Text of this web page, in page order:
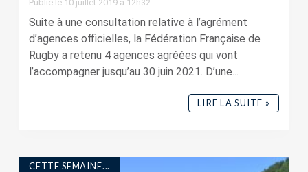
Publié le 10 juillet 2019 à 12h32
Suite à une consultation relative à l’agrément
d’agences officielles, la Fédération Française de
Rugby a retenu 4 agences agréées qui vont
l’accompagner jusqu’au 30 juin 2021. D’une...
LIRE LA SUITE »
CETTE SEMAINE...